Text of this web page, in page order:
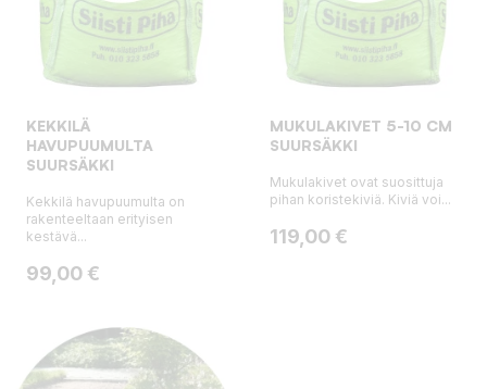
KEKKILÄ
HAVUPUUMULTA
SUURSÄKKI
Kekkilä havupuumulta on
rakenteeltaan erityisen
kestävä...
Hinta
99,00 €
MUKULAKIVET 5-10 CM
SUURSÄKKI
Mukulakivet ovat suosittuja
pihan koristekiviä. Kiviä voi...
Hinta
119,00 €